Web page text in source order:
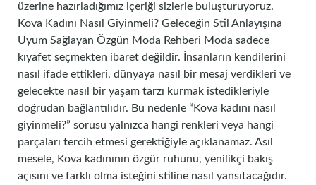
üzerine hazırladığımız içeriği sizlerle buluşturuyoruz.
Kova Kadını Nasıl Giyinmeli? Geleceğin Stil Anlayışına
Uyum Sağlayan Özgün Moda Rehberi Moda sadece
kıyafet seçmekten ibaret değildir. İnsanların kendilerini
nasıl ifade ettikleri, dünyaya nasıl bir mesaj verdikleri ve
gelecekte nasıl bir yaşam tarzı kurmak istedikleriyle
doğrudan bağlantılıdır. Bu nedenle “Kova kadını nasıl
giyinmeli?” sorusu yalnızca hangi renkleri veya hangi
parçaları tercih etmesi gerektiğiyle açıklanamaz. Asıl
mesele, Kova kadınının özgür ruhunu, yenilikçi bakış
açısını ve farklı olma isteğini stiline nasıl yansıtacağıdır.